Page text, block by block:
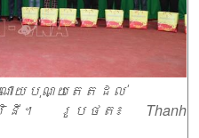
ោយបុណ្យតេតដល់
។ រូបថត៖ Thanh